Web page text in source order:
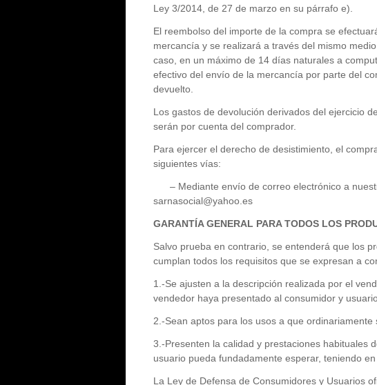
Ley 3/2014, de 27 de marzo en su párrafo e).
El reembolso del importe de la compra se
mercancía y se realizará a través del mismo
caso, en un máximo de 14 días naturales a
efectivo del envío de la mercancía por parte del
devuelto.
Los gastos de devolución derivados del ejercicio
serán por cuenta del comprador.
Para ejercer el derecho de desistimiento, el
siguientes vías:
– Mediante envío de correo electrónico a
sarnasocial@yahoo.es
GARANTÍA GENERAL PARA TODOS LOS
Salvo prueba en contrario, se entenderá que los
cumplan todos los requisitos que se expresan a
1.-Se ajusten a la descripción realizada por el
vendedor haya presentado al consumidor y
2.-Sean aptos para los usos a que
3.-Presenten la calidad y prestaciones habituales
usuario pueda fundadamente esperar, teniendo
La Ley de Defensa de Consumidores y Usuarios